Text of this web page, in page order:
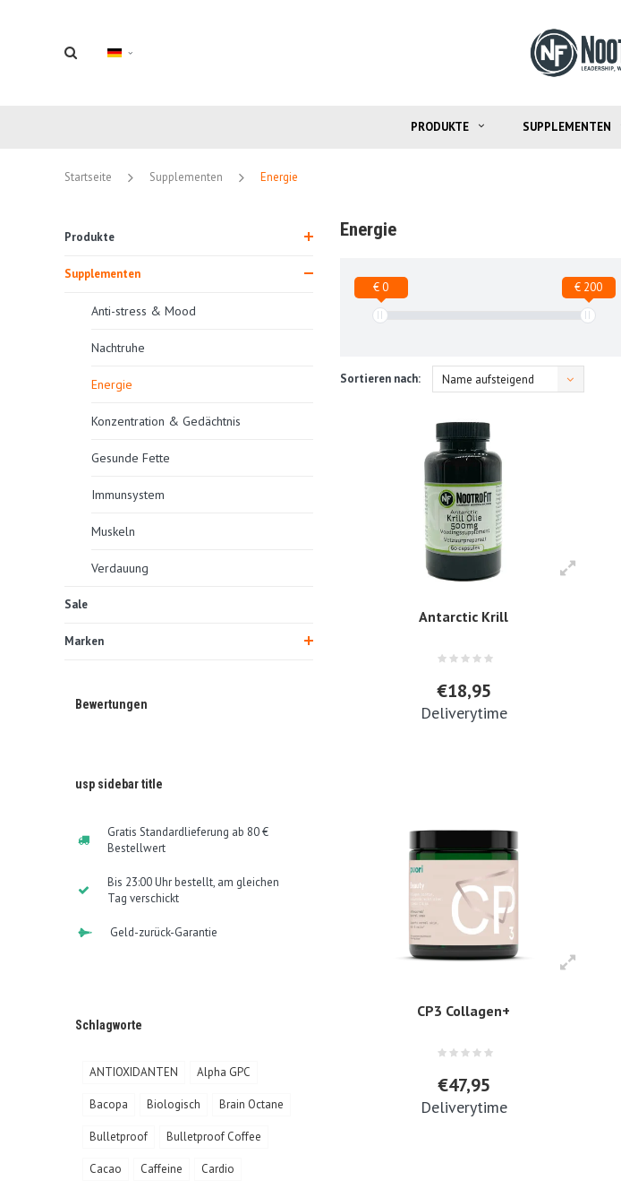
PRODUKTE SUPPLEMENTEN
Startseite Supplementen Energie
Produkte
Supplementen
Anti-stress & Mood
Nachtruhe
Energie
Konzentration & Gedächtnis
Gesunde Fette
Immunsystem
Muskeln
Verdauung
Sale
Marken
Bewertungen
usp sidebar title
Gratis Standardlieferung ab 80 €
Bestellwert
Bis 23:00 Uhr bestellt, am gleichen
Tag verschickt
Geld-zurück-Garantie
Schlagworte
ANTIOXIDANTEN Alpha GPC
Bacopa Biologisch Brain Octane
Bulletproof Bulletproof Coffee
Cacao Caffeine Cardio
Energie
€ 0
€ 200
Sortieren nach: Name aufsteigend
Antarctic Krill
€18,95
Deliverytime
CP3 Collagen+
€47,95
Deliverytime